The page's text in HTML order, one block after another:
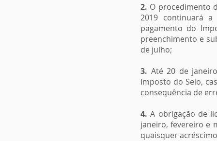
2. O procedimento
2019 continuará
pagamento do
preenchimento e
de julho;
3. Até 20 de
Imposto do Selo,
consequência de
4. A obrigação de
janeiro, fevereiro e
quaisquer